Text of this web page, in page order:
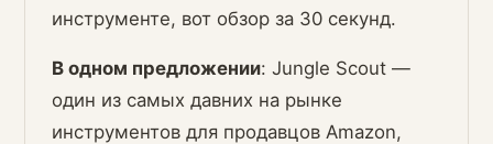
инструменте, вот обзор за 30 секунд.
В одном предложении: Jungle Scout —
один из самых давних на рынке
инструментов для продавцов Amazon,